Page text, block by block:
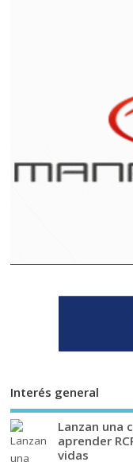
Interés general
Lanzan una
aprender
vidas